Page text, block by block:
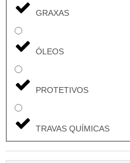
GRAXAS
ÓLEOS
PROTETIVOS
TRAVAS QUÍMICAS